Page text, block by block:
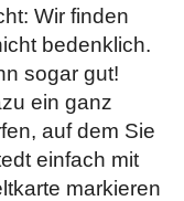
Wir finden
bedenklich.
sogar gut!
ein ganz
auf dem Sie
einfach mit
markieren